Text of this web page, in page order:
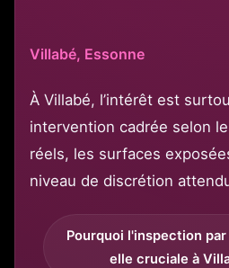
Villabé, Essonne
À Villabé, l’intérêt est
intervention cadrée selon
réels, les surfaces
niveau de discrétion
Pourquoi l'inspection
elle cruciale à